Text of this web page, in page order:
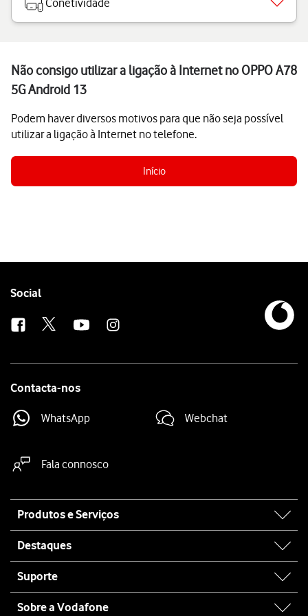
Conetividade
Não consigo utilizar a ligação à Internet no OPPO A78
5G Android 13
Podem haver diversos motivos para que não seja possível
utilizar a ligação à Internet no telefone.
Início
Follow
Social
Contacta-nos
WhatsApp Webchat
Fala connosco
map
Produtos e Serviços
Destaques
Suporte
Sobre a Vodafone